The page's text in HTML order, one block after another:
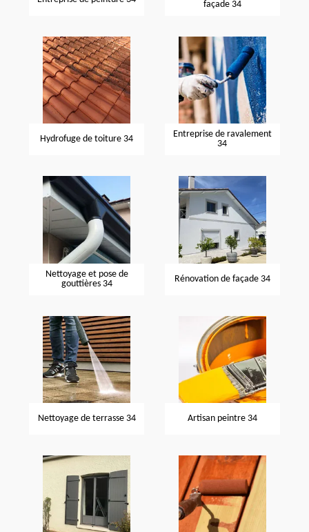
façade 34
Hydrofuge de toiture 34
Entreprise de ravalement
34
Nettoyage et pose de
gouttières 34
Rénovation de façade 34
Nettoyage de terrasse 34 Artisan peintre 34